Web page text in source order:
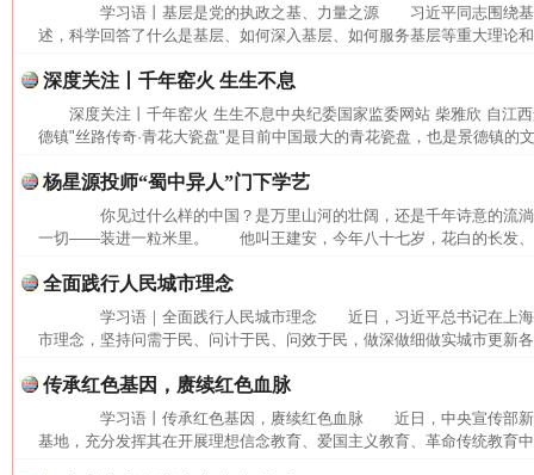
学习语丨基层是党的执政之基、力量之源 习近平同志围绕基
述，科学回答了什么是基层、如何深入基层、如何服务基层等重大理论
深度关注丨千年窑火 生生不息
深度关注丨千年窑火 生生不息中央纪委国家监委网站 柴雅欣 自
德镇"丝路传奇·青花大瓷盘"是目前中国最大的青花瓷盘，也是景德镇的
杨星源投师“蜀中异人”门下学艺
你见过什么样的中国？是万里山河的壮阔，还是千年诗意的
一切——装进一粒米里。 他叫王建安，今年八十七岁，花白的长发、
全面践行人民城市理念
学习语｜全面践行人民城市理念 近日，习近平总书记在上海
市理念，坚持问需于民、问计于民、问效于民，做深做细做实城市更新
传承红色基因，赓续红色血脉
学习语丨传承红色基因，赓续红色血脉 近日，中央宣传部新
基地，充分发挥其在开展理想信念教育、爱国主义教育、革命传统教育
网上购药对药下症？